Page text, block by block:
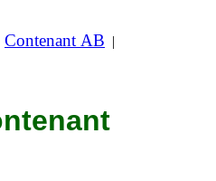
Contenant AB |